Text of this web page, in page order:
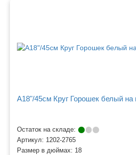
A18"/45см Круг Горошек белый на
Остаток на складе:
Артикул: 1202-2765
Размер в дюймах: 18